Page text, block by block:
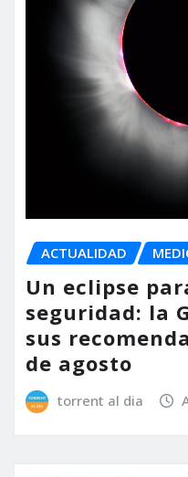
ACTUALIDAD
Un eclipse
seguridad: la
sus
de agosto
torrent al dia